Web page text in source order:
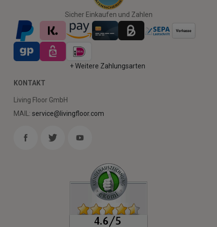
Sicher Einkaufen und Zahlen
+ Weitere Zahlungsarten
KONTAKT
Living Floor GmbH
MAIL: service@livingfloor.com